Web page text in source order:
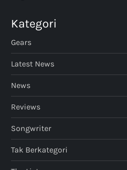
Kategori
Gears
Latest News
News
Reviews
Songwriter
Tak Berkategori